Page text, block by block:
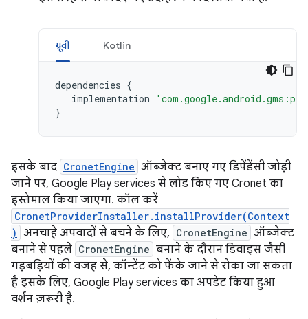
ग्रूवी Kotlin
dependencies {
implementation
}
इसके बाद CronetEngine ऑब्जेक्ट बनाए गए डिपेंडेंसी जोड़ी
जाने पर, Google Play services से लोड किए गए Cronet का
इस्तेमाल किया जाएगा. कॉल करें
CronetProviderInstaller.installProvider(Context
) अनचाहे अपवादों से बचने के लिए, CronetEngine ऑब्जेक्ट
बनाने से पहले CronetEngine बनाने के दौरान डिवाइस जैसी
गड़बड़ियों की वजह से, कॉन्टेंट को फेंके जाने से रोका जा सकता
है इसके लिए, Google Play services का अपडेट किया हुआ
वर्शन ज़रूरी है.